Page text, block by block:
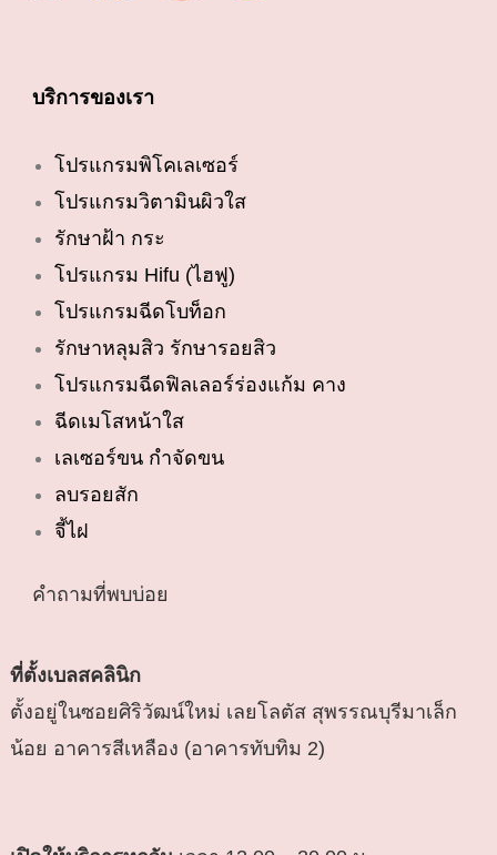
บริการของเรา
โปรแกรมพิโคเลเซอร์
โปรแกรมวิตามินผิวใส
รักษาฝ้า กระ
โปรแกรม Hifu (ไฮฟู)
โปรแกรมฉีดโบท็อก
รักษาหลุมสิว รักษารอยสิว
โปรแกรมฉีดฟิลเลอร์ร่องแก้ม คาง
ฉีดเมโสหน้าใส
เลเซอร์ขน กำจัดขน
ลบรอยสัก
จี้ไฝ
คำถามที่พบบ่อย
ที่ตั้งเบลสคลินิก
ตั้งอยู่ในซอยศิริวัฒน์ใหม่ เลยโลตัส สุพรรณบุรีมาเล็ก
น้อย อาคารสีเหลือง (อาคารทับทิม 2)